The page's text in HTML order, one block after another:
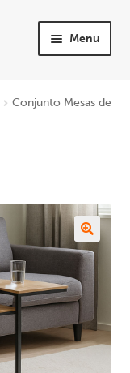
Menu
Conjunto Mesas de